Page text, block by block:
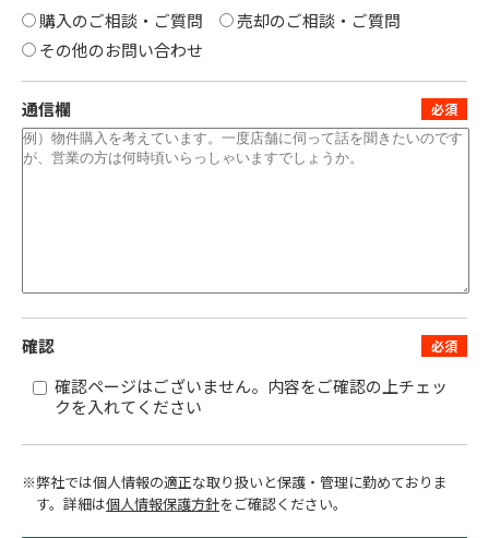
購入のご相談・ご質問
売却のご相談・ご質問
その他のお問い合わせ
通信欄
確認
確認ページはございません。内容をご確認の上チェッ
クを入れてください
※弊社では個人情報の適正な取り扱いと保護・管理に勤めておりま
す。 詳細は個人情報保護方針をご確認ください。